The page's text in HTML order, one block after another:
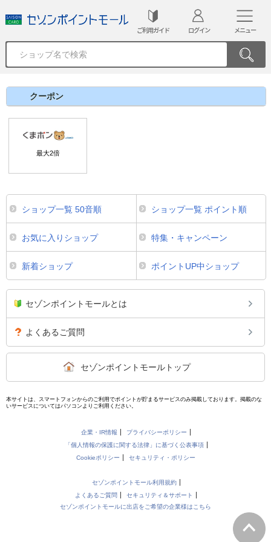
ご利用ガイド ログイン メニュー
クーポン
最大2倍
ショップ一覧 50音順 ショップ一覧 ポイント順
お気に入りショップ 特集・キャンペーン
新着ショップ ポイントUP中ショップ
セゾンポイントモールとは
よくあるご質問
セゾンポイントモールトップ
本サイトは、スマートフォンからのご利用でポイントが貯まるサービスのみ掲載しております。掲載のな
いサービスについてはパソコンよりご利用ください。
企業・IR情報
プライバシーポリシー
「個人情報の保護に関する法律」に基づく公表事項
Cookieポリシー
セキュリティ・ポリシー
セゾンポイントモール利用規約
よくあるご質問
セキュリティ＆サポート
セゾンポイントモールに出店をご希望の企業様はこちら